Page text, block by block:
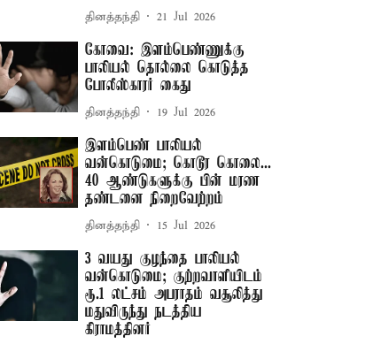
தினத்தந்தி 21 Jul 2026
கோவை: இளம்பெண்ணுக்கு
பாலியல் தொல்லை கொடுத்த
போலீஸ்காரர் கைது
தினத்தந்தி 19 Jul 2026
இளம்பெண் பாலியல்
வன்கொடுமை; கொடூர கொலை...
40 ஆண்டுகளுக்கு பின் மரண
தண்டனை நிறைவேற்றம்
தினத்தந்தி 15 Jul 2026
3 வயது குழந்தை பாலியல்
வன்கொடுமை; குற்றவாளியிடம்
ரூ.1 லட்சம் அபராதம் வசூலித்து
மதுவிருந்து நடத்திய
கிராமத்தினர்